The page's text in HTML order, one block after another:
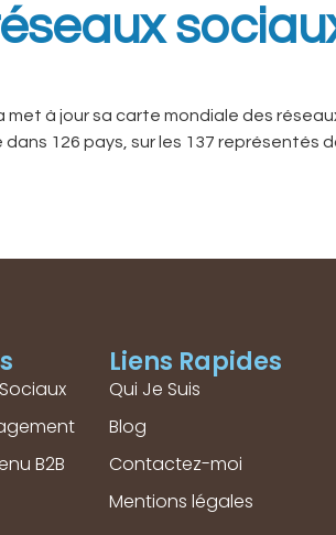
met à jour sa carte mondiale des
126 pays, sur les 137 représentés
B2B
Liens Rapides
Qui Je Suis
Blog
Contactez-moi
Mentions légales